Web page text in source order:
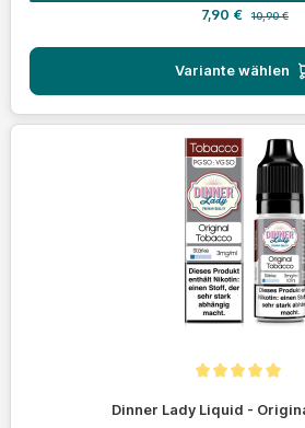
Verkaufspreis:
7,90 € 10,90 €
Variante wählen
Dinner Lady Liquid -